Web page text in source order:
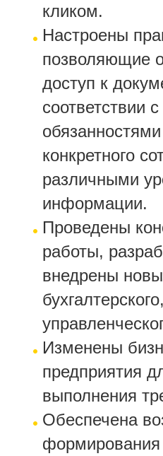
кликом.
Настроены
позволяющие
доступ к
соответствии
конкретного
различными
информации.
Проведены
работы,
внедрены
Изменены
предприятия
выполнения
Обеспечена
формирования